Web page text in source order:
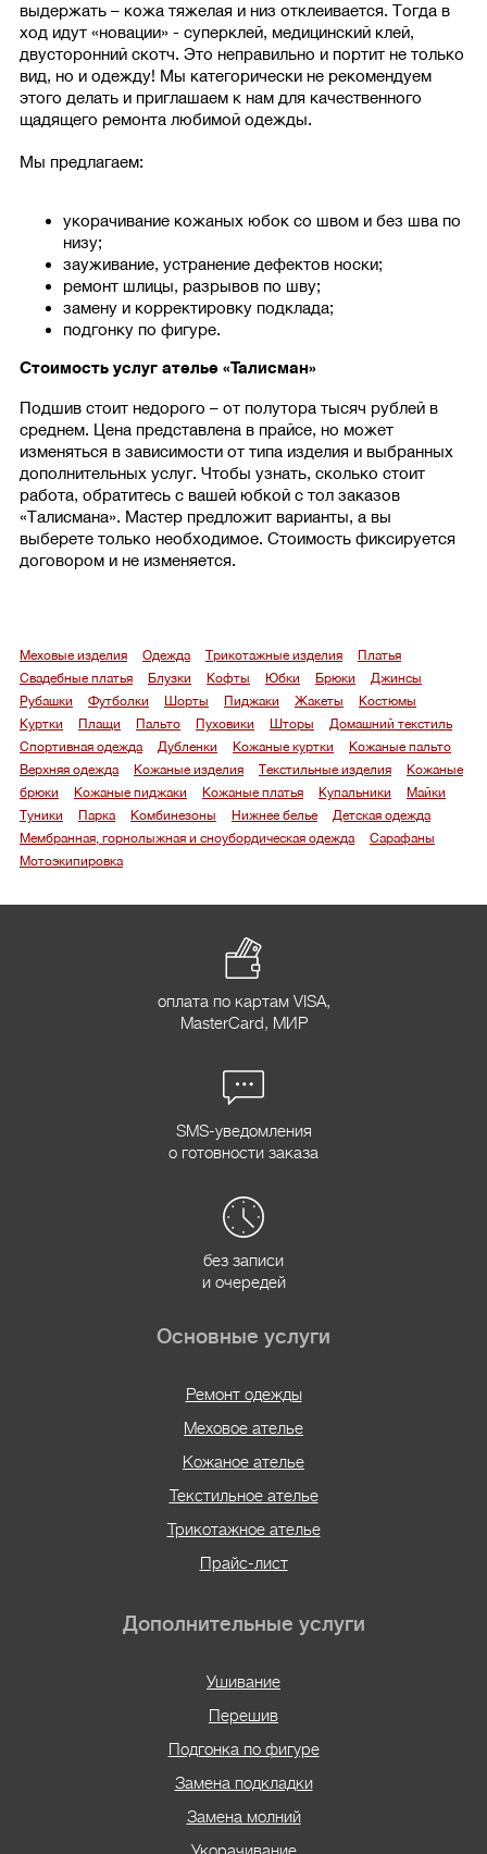
выдержать – кожа тяжелая и низ отклеивается. Тогда в
ход идут «новации» - суперклей, медицинский клей,
двусторонний скотч. Это неправильно и портит не только
вид, но и одежду! Мы категорически не рекомендуем
этого делать и приглашаем к нам для качественного
щадящего ремонта любимой одежды.
Мы предлагаем:
укорачивание кожаных юбок со швом и без шва по
низу;
зауживание, устранение дефектов носки;
ремонт шлицы, разрывов по шву;
замену и корректировку подклада;
подгонку по фигуре.
Стоимость услуг ателье «Талисман»
Подшив стоит недорого – от полутора тысяч рублей в
среднем. Цена представлена в прайсе, но может
изменяться в зависимости от типа изделия и выбранных
дополнительных услуг. Чтобы узнать, сколько стоит
работа, обратитесь с вашей юбкой с тол заказов
«Талисмана». Мастер предложит варианты, а вы
выберете только необходимое. Стоимость фиксируется
договором и не изменяется.
Меховые изделия Одежда Трикотажные изделия
Платья
Свадебные платья
Блузки Кофты Юбки Брюки
Джинсы
Рубашки
Футболки Шорты Пиджаки Жакеты
Костюмы
Куртки
Плащи Пальто Пуховики Шторы
Домашний текстиль
Спортивная одежда
Дубленки Кожаные куртки
Кожаные пальто
Верхняя одежда
Кожаные изделия Текстильные изделия
Кожаные
брюки
Кожаные пиджаки Кожаные платья Купальники
Майки
Туники
Парка Комбинезоны Нижнее белье
Детская одежда
Мембранная, горнолыжная и сноубордическая одежда
Сарафаны
Мотоэкипировка
оплата по картам VISA,
MasterCard, МИР
SMS-уведомления
о готовности заказа
без записи
и очередей
Основные услуги
Ремонт одежды
Меховое ателье
Кожаное ателье
Текстильное ателье
Трикотажное ателье
Прайс-лист
Дополнительные услуги
Ушивание
Перешив
Подгонка по фигуре
Замена подкладки
Замена молний